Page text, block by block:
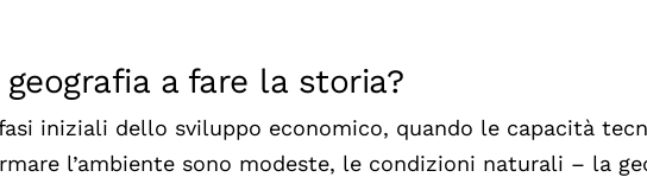
geografia a fare la storia?
iniziali dello sviluppo economico, quando le capacità
l’ambiente sono modeste, le condizioni naturali – la